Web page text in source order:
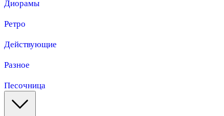
Диорамы
Ретро
Действующие
Разное
Песочница